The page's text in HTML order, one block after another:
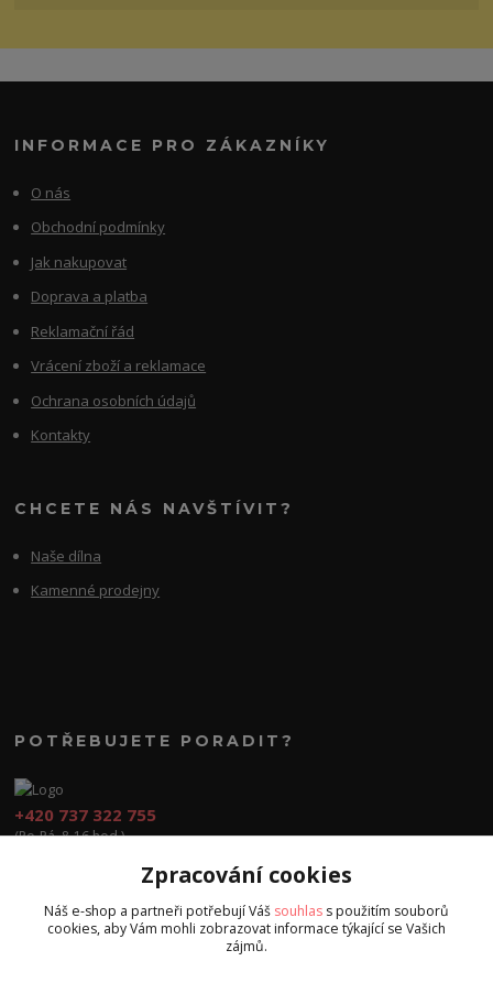
INFORMACE PRO ZÁKAZNÍKY
O nás
Obchodní podmínky
Jak nakupovat
Doprava a platba
Reklamační řád
Vrácení zboží a reklamace
Ochrana osobních údajů
Kontakty
CHCETE NÁS NAVŠTÍVIT?
Naše dílna
Kamenné prodejny
POTŘEBUJETE PORADIT?
+420 737 322 755
(Po-Pá, 8-16 hod.)
obchod@cvook.czZpracování cookies
Náš e-shop a partneři potřebují Váš souhlas s použitím souborů
cookies, aby Vám mohli zobrazovat informace týkající se Vašich
zájmů.